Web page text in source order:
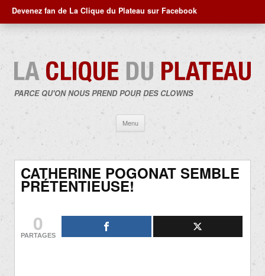
Devenez fan de La Clique du Plateau sur Facebook
PARCE QU'ON NOUS PREND POUR DES CLOWNS
Menu
contenu
CATHERINE POGONAT SEMBLE
PRÉTENTIEUSE!
0
PARTAGES